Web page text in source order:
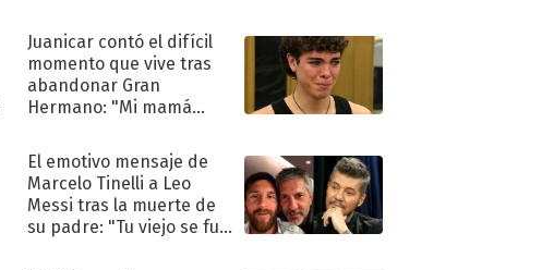
Juanicar contó el difícil
momento que vive tras
abandonar Gran
Hermano: "Mi mamá
El emotivo mensaje de
Marcelo Tinelli a Leo
Messi tras la muerte de
su padre: "Tu viejo se fue